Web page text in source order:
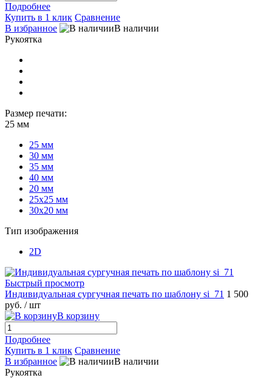
Подробнее
Купить в 1 клик Сравнение
В избранное
В наличии
Рукоятка
Размер печати:
25 мм
25 мм
30 мм
35 мм
40 мм
20 мм
25х25 мм
30х20 мм
Тип изображения
2D
Быстрый просмотр
Индивидуальная сургучная печать по шаблону si_71 1 500
руб. / шт
В корзину
Подробнее
Купить в 1 клик Сравнение
В избранное
В наличии
Рукоятка